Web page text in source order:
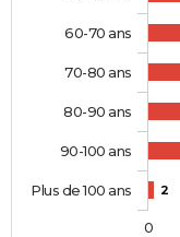
2
60-70 ans
70-80 ans
80-90 ans
90-100 ans
Plus de 100 ans
0